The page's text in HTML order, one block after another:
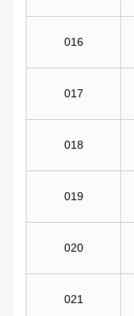
016
017
018
019
020
021